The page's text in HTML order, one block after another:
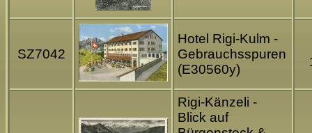
SZ7042
Hotel Rigi-Kulm -
Gebrauchsspuren
(E30560y)
Rigi-Känzeli -
Blick auf